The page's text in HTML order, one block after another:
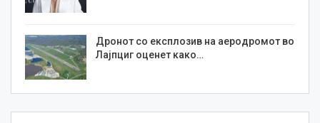
Дронот со експлозив на аеродромот во
Лајпциг оценет како…